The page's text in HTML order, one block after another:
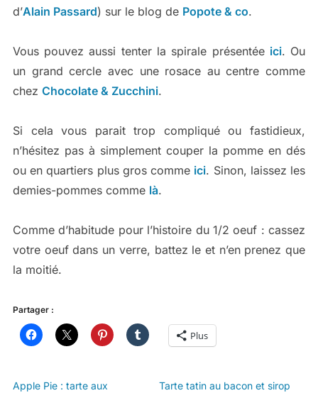
d’Alain Passard) sur le blog de Popote & co.
Vous pouvez aussi tenter la spirale présentée ici. Ou
un grand cercle avec une rosace au centre comme
chez Chocolate & Zucchini.
Si cela vous parait trop compliqué ou fastidieux,
n’hésitez pas à simplement couper la pomme en dés
ou en quartiers plus gros comme ici. Sinon, laissez les
demies-pommes comme là.
Comme d’habitude pour l’histoire du 1/2 oeuf : cassez
votre oeuf dans un verre, battez le et n’en prenez que
la moitié.
Partager :
Plus
Apple Pie : tarte aux
Tarte tatin au bacon et sirop